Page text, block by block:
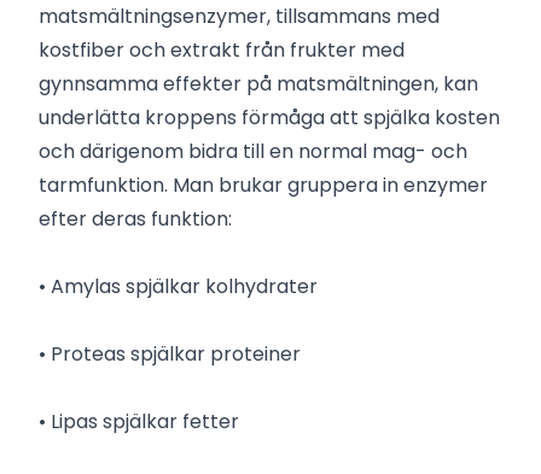
matsmältningsenzymer, tillsammans med
kostfiber och extrakt från frukter med
gynnsamma effekter på matsmältningen, kan
underlätta kroppens förmåga att spjälka kosten
och därigenom bidra till en normal mag- och
tarmfunktion. Man brukar gruppera in enzymer
efter deras funktion:
• Amylas spjälkar kolhydrater
• Proteas spjälkar proteiner
• Lipas spjälkar fetter